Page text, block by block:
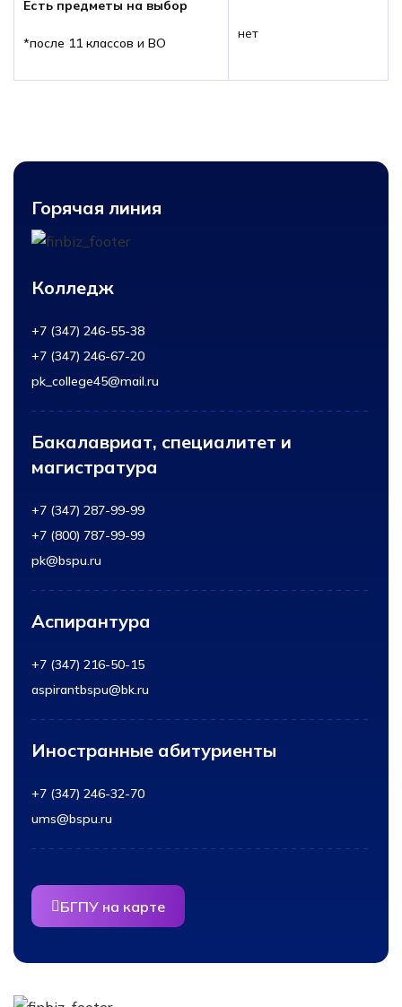
Есть предметы на выбор
*после 11 классов и ВО
нет
Горячая линия
Колледж
+7 (347) 246-55-38
+7 (347) 246-67-20
pk_college45@mail.ru
Бакалавриат, специалитет и
магистратура
+7 (347) 287-99-99
+7 (800) 787-99-99
pk@bspu.ru
Аспирантура
+7 (347) 216-50-15
aspirantbspu@bk.ru
Иностранные абитуриенты
+7 (347) 246-32-70
ums@bspu.ru
БГПУ на карте